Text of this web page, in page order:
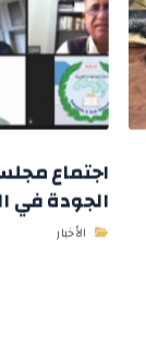
اجتماع
الجودة في
الأخبار